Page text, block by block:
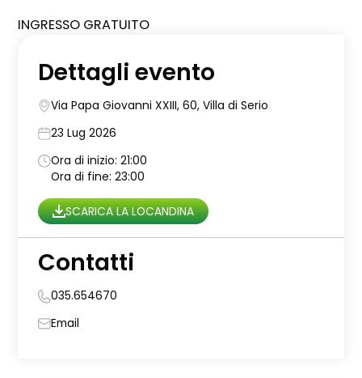
INGRESSO GRATUITO
Dettagli evento
Via Papa Giovanni XXIII, 60, Villa di Serio
23 Lug 2026
Ora di inizio: 21:00
Ora di fine: 23:00
SCARICA LA LOCANDINA
Contatti
035.654670
Email